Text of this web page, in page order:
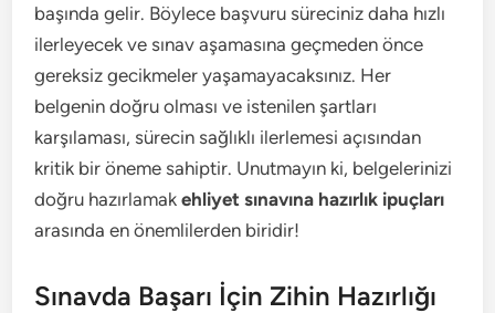
başında gelir. Böylece başvuru süreciniz daha hızlı
ilerleyecek ve sınav aşamasına geçmeden önce
gereksiz gecikmeler yaşamayacaksınız. Her
belgenin doğru olması ve istenilen şartları
karşılaması, sürecin sağlıklı ilerlemesi açısından
kritik bir öneme sahiptir. Unutmayın ki, belgelerinizi
doğru hazırlamakehliyet sınavına hazırlık ipuçları
arasında en önemlilerden biridir!
Sınavda Başarı İçin Zihin Hazırlığı